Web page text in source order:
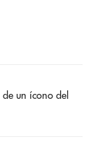
un ícono del